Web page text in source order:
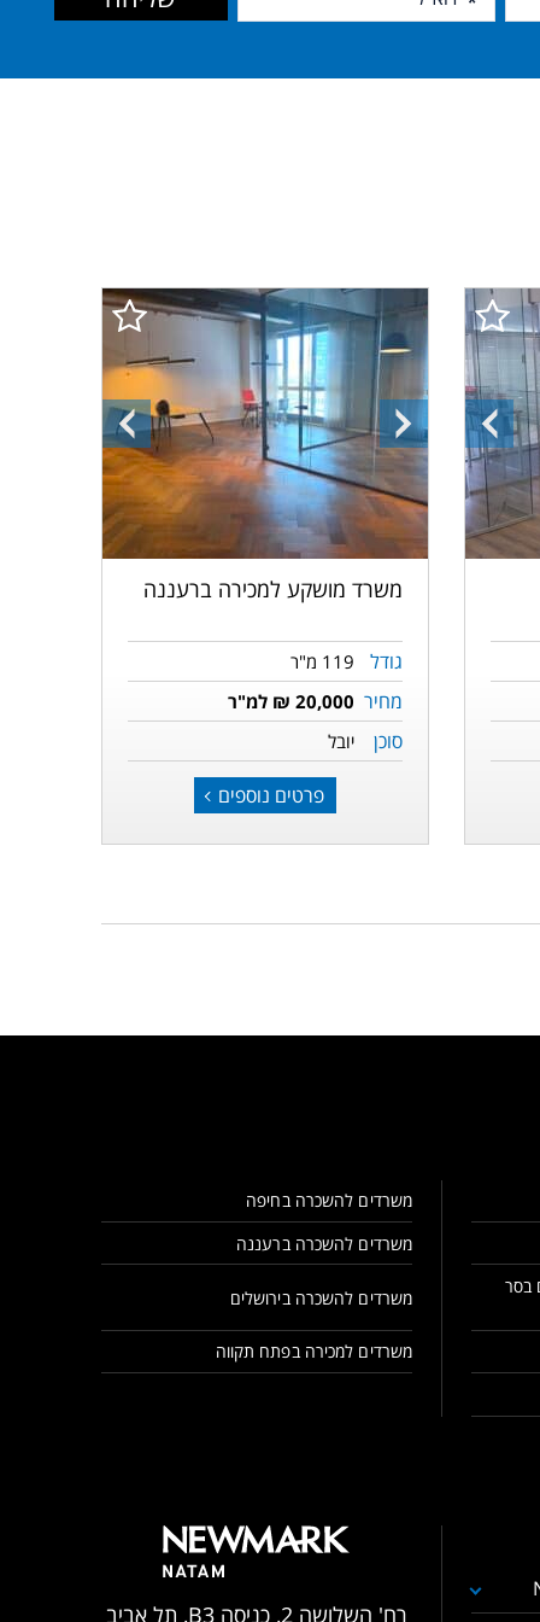
התמונה
הקודמת
התמונה
הקודמת
התמונה
הבאה
משרד מושקע למכירה ברעננה
גודל 119 מ"ר
מחיר 20,000 ₪ למ"ר
סוכן יובל
פרטים נוספים
משרדים להשכרה בחיפה
משרדים להשכרה ברעננה
בסר
משרדים להשכרה בירושלים
משרדים למכירה בפתח תקווה
רח' השלושה 2, כניסה B3, תל אביב